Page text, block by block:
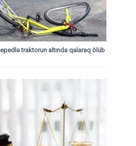
traktorun altında qalaraq ölüb